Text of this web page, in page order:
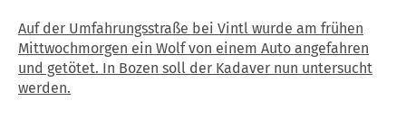
Auf der Umfahrungsstraße bei Vintl wurde am frühen
Mittwochmorgen ein Wolf von einem Auto angefahren
und getötet. In Bozen soll der Kadaver nun untersucht
werden.